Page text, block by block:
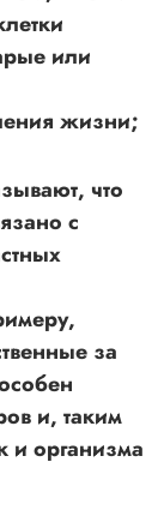
или
жизни;
что
с
за
и, таким
и организма